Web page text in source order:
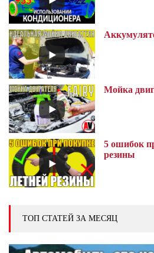
Мойка
5 ошибок
резины
ТОП СТАТЕЙ ЗА МЕСЯЦ